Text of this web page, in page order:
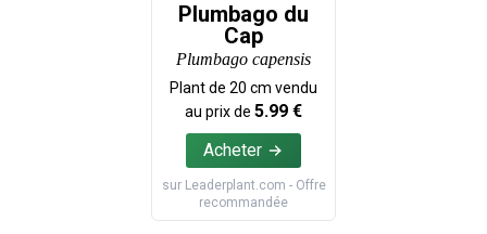
Plumbago du
Cap
Plumbago capensis
Plant de 20 cm vendu
au prix de 5.99 €
Acheter
sur Leaderplant.com - Offre
recommandée